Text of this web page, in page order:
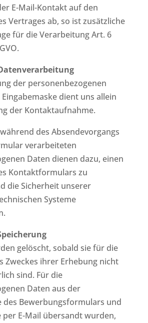
E-Mail-Kontakt auf den
Vertrages ab, so ist zusätzliche
für die Verarbeitung Art. 6
der personenbezogenen
dient uns allein
der Kontaktaufnahme.
des Absendevorgangs
verarbeiteten
Daten dienen dazu, einen
Kontaktformulars zu
die Sicherheit unserer
Systeme
gelöscht, sobald sie für die
Zweckes ihrer Erhebung nicht
sind. Für die
Daten aus der
des Bewerbungsformulars und
per E-Mail übersandt wurden,